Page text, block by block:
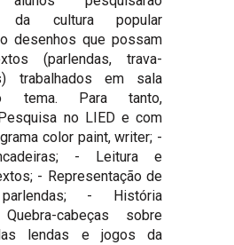
da cultura popular
desenhos que possam
(parlendas, trava-
trabalhados em sala
tema. Para tanto,
no LIED e com
color paint, writer; -
- Leitura e
- Representação de
- História
cabeças sobre
lendas e jogos da